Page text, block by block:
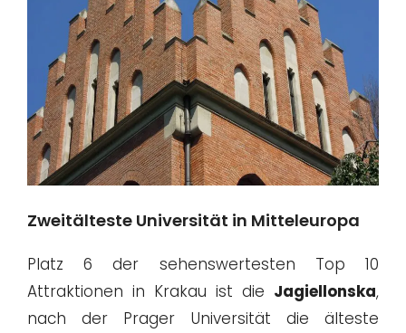
Zweitälteste Universität in Mitteleuropa
Platz 6 der sehenswertesten Top 10
Attraktionen in Krakau ist die Jagiellonska,
nach der Prager Universität die älteste